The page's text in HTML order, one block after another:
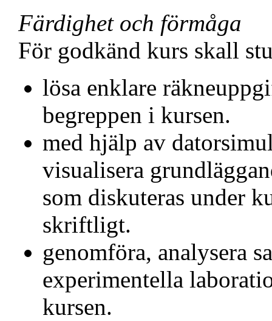
Färdighet och förmåga
För godkänd kurs skall
lösa enklare
begreppen i kursen.
med hjälp av
visualisera
som diskuteras under
skriftligt.
genomföra, analysera
experimentella
kursen.